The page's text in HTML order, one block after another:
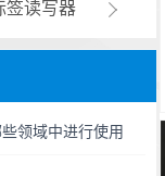
签读写器
领域中进行使用